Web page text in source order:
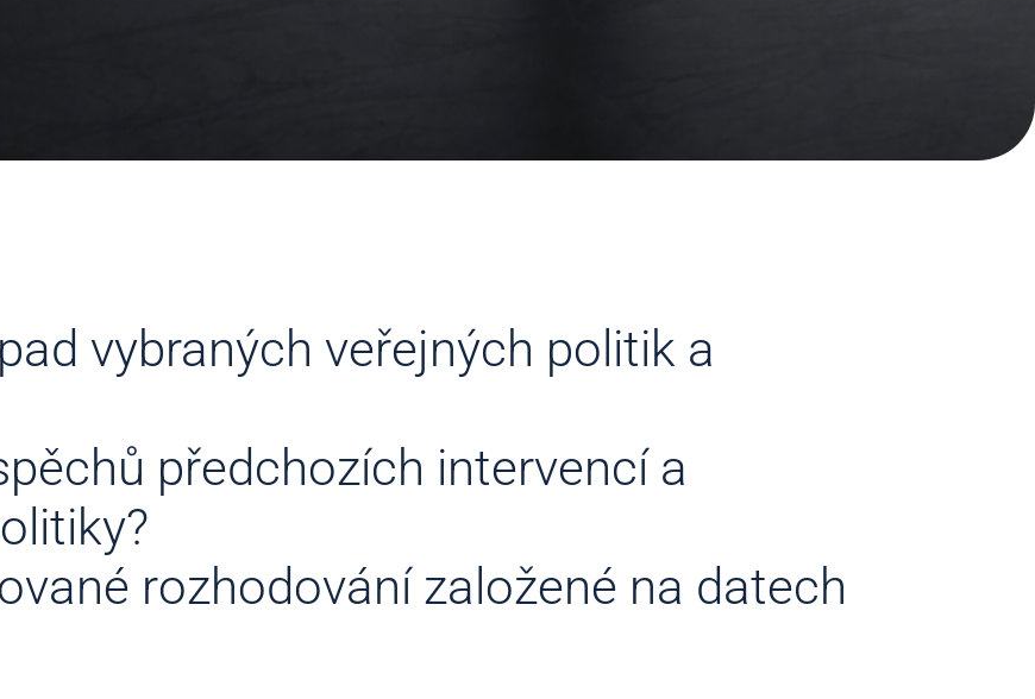
vybraných veřejných politik a
předchozích intervencí a
rozhodování založené na datech